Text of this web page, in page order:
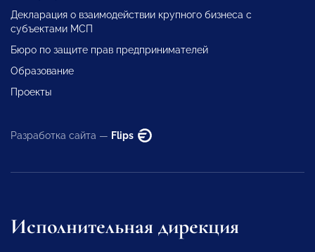
Декларация о взаимодействии крупного бизнеса с
субъектами МСП
Бюро по защите прав предпринимателей
Образование
Проекты
Разработка сайта — Flips
Исполнительная дирекция